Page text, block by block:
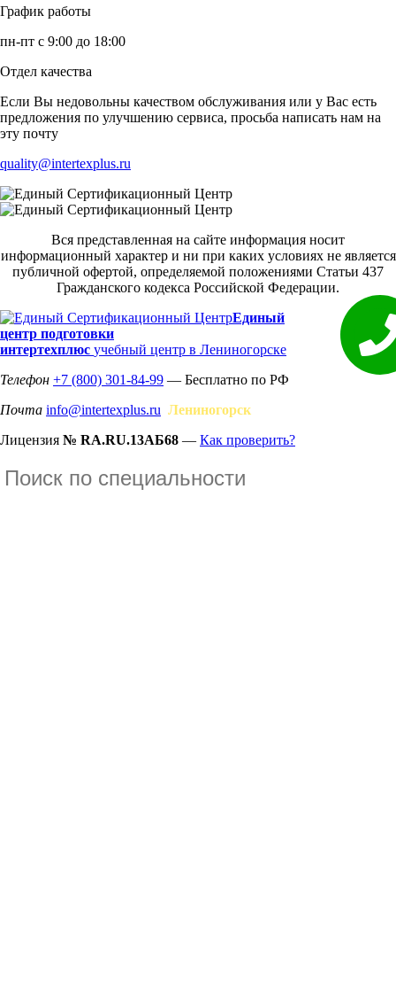
График работы
пн-пт с 9:00 до 18:00
Отдел качества
Если Вы недовольны качеством обслуживания или у Вас есть
предложения по улучшению сервиса, просьба написать нам на
эту почту
quality@intertexplus.ru
Вся представленная на сайте информация носит
информационный характер и ни при каких условиях не является
публичной офертой, определяемой положениями Статьи 437
Гражданского кодекса Российской Федерации.
Единый
центр подготовки
интертехплюс учебный центр в Лениногорске
Телефон +7 (800) 301-84-99 — Бесплатно по РФ
Почта info@intertexplus.ru Лениногорск
Лицензия № RA.RU.13АБ68 — Как проверить?